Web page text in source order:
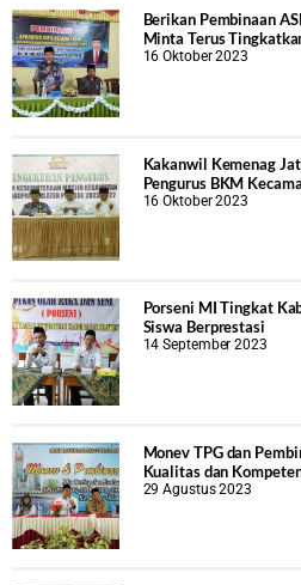
Berikan Pembinaan
Minta Terus
16 Oktober 2023
Kakanwil Kemenag
Pengurus BKM
16 Oktober 2023
Porseni MI Tingkat
Siswa Berprestasi
14 September 2023
Monev TPG dan
Kualitas dan
29 Agustus 2023